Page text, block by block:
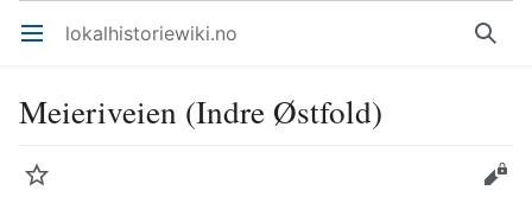
Åpne hovedmenyen lokalhistoriewiki.no Søk
Meieriveien (Indre Østfold)
Overvåk
Rediger